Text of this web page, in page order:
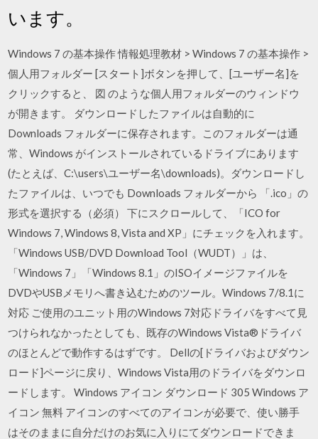
います。
Windows 7 の基本操作 情報処理教材 > Windows 7 の基本操作 >
個人用フォルダー [スタート]ボタンを押して、[ユーザー名]を
クリックすると、 図 のような個人用フォルダーのウィンドウ
が開きます。 ダウンロードしたファイルは自動的に
Downloads フォルダーに保存されます。このフォルダーは通
常、Windows がインストールされているドライブにあります
(たとえば、C:\users\ユーザー名\downloads)。ダウンロードし
たファイルは、いつでも Downloads フォルダーから 「.ico」の
形式を選択する（必須） 下にスクロールして、「ICO for
Windows 7, Windows 8, Vista and XP」にチェックを入れます。
「Windows USB/DVD Download Tool（WUDT）」は、
「Windows 7」「Windows 8.1」のISOイメージファイルを
DVDやUSBメモリへ書き込むためのツール。Windows 7/8.1に
対応 ご使用のユニット用のWindows 7対応ドライバをすべて見
つけられなかったとしても、既存のWindows Vista®ドライバ
のほとんどで動作するはずです。 Dellの[ドライバおよびダウン
ロード]ページに戻り、Windows Vista用のドライバをダウンロ
ードします。 Windows アイコン ダウンロード 305 Windows ア
イコン 無料 アイコンのすべてのアイコンが必要で、使い勝手
はそのままに自分だけのお気に入りにてダウンロードできま